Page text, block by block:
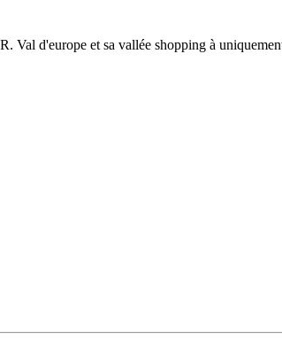
Val d'europe et sa vallée shopping à